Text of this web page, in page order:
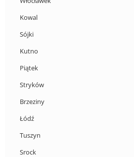
Kowal
Sójki
Kutno
Piątek
Stryków
Brzeziny
Łódź
Tuszyn
Srock